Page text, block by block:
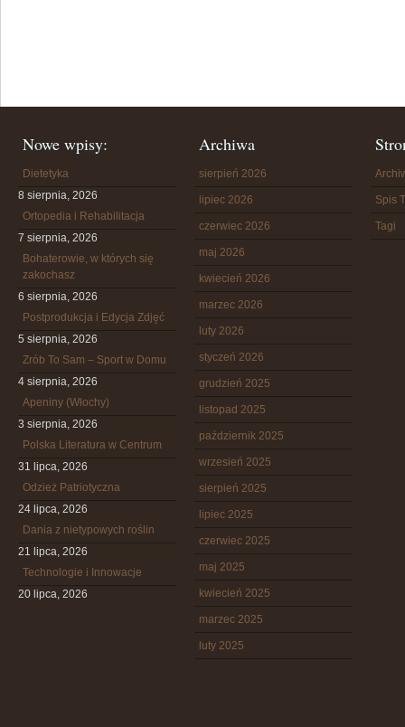
Nowe wpisy:
Dietetyka
8 sierpnia, 2026
Ortopedia i Rehabilitacja
7 sierpnia, 2026
Bohaterowie, w których się
zakochasz
6 sierpnia, 2026
Postprodukcja i Edycja Zdjęć
5 sierpnia, 2026
Zrób To Sam – Sport w Domu
4 sierpnia, 2026
Apeniny (Włochy)
3 sierpnia, 2026
Polska Literatura w Centrum
31 lipca, 2026
Odzież Patriotyczna
24 lipca, 2026
Dania z nietypowych roślin
21 lipca, 2026
Technologie i Innowacje
20 lipca, 2026
Archiwa
sierpień 2026
lipiec 2026
czerwiec 2026
maj 2026
kwiecień 2026
marzec 2026
luty 2026
styczeń 2026
grudzień 2025
listopad 2025
październik 2025
wrzesień 2025
sierpień 2025
lipiec 2025
czerwiec 2025
maj 2025
kwiecień 2025
marzec 2025
luty 2025
Spis
Tagi